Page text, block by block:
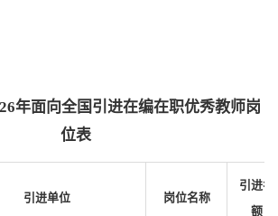
年面向全国引进在编在职优秀教师岗
位表
引进单位 岗位名称
引进名
额